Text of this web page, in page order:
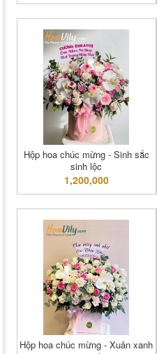
Hộp hoa chúc mừng - Sinh sắc
sinh lộc
1,200,000
Hộp hoa chúc mừng - Xuân xanh